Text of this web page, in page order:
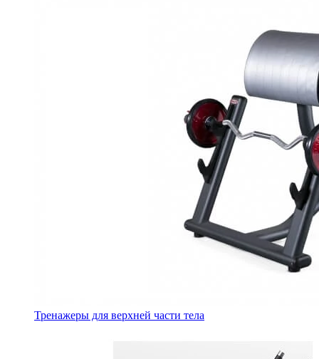
Тренажеры для верхней части тела